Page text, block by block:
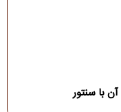
با سنتور